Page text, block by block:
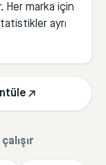
Her marka için
ayrı